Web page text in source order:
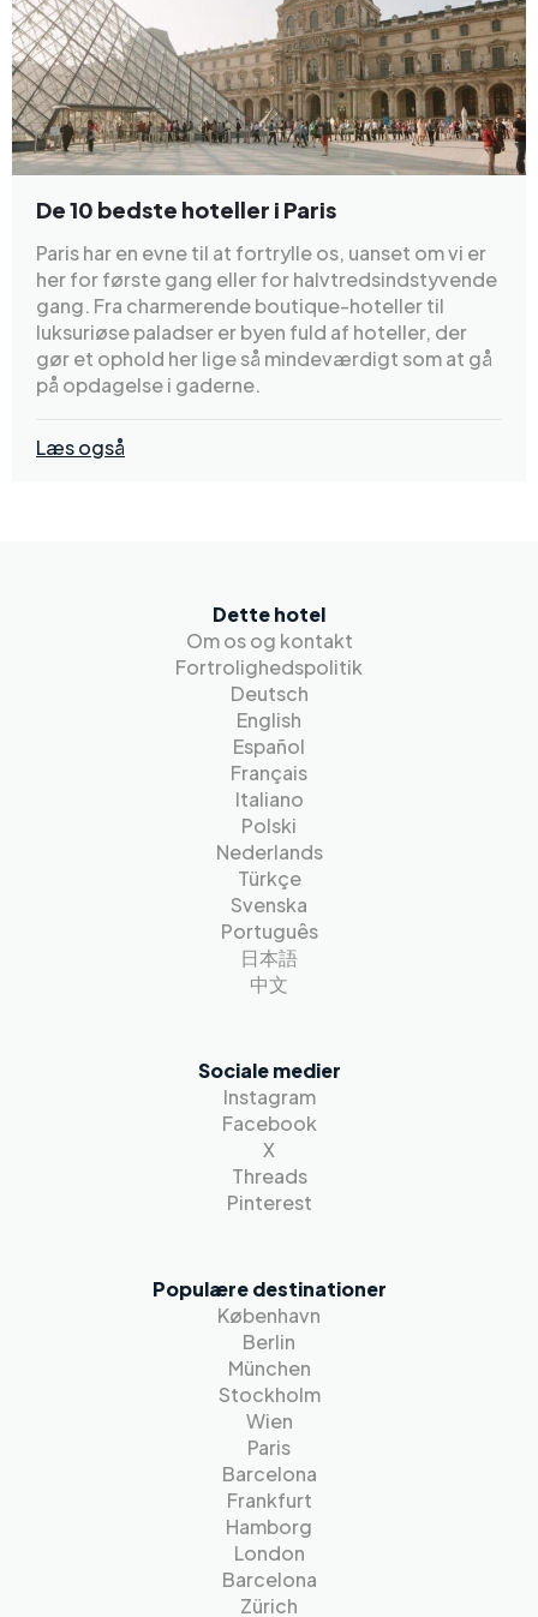
De 10 bedste hoteller i Paris
Paris har en evne til at fortrylle os, uanset om vi er
her for første gang eller for halvtredsindstyvende
gang. Fra charmerende boutique-hoteller til
luksuriøse paladser er byen fuld af hoteller, der
gør et ophold her lige så mindeværdigt som at gå
på opdagelse i gaderne.
Læs også
Dette hotel
Om os og kontakt
Fortrolighedspolitik
Deutsch
English
Español
Français
Italiano
Polski
Nederlands
Türkçe
Svenska
Português
日本語
中文
Sociale medier
Instagram
Facebook
X
Threads
Pinterest
Populære destinationer
København
Berlin
München
Stockholm
Wien
Paris
Barcelona
Frankfurt
Hamborg
London
Barcelona
Zürich